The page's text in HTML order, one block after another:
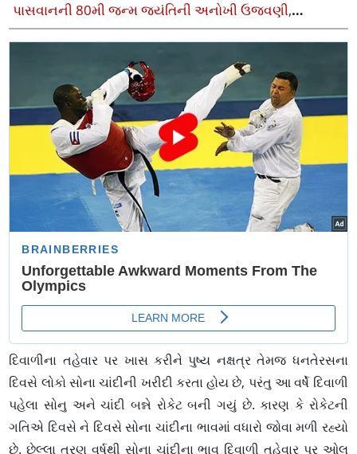
પાસવાનની 80મી જન્મ જયંતિની અનોખી ઉજવણી,
વિદ્યાર્થીઓને બેન્ચ, સાયકલનું વિતરણ
દિવાળીના તહેવાર પર ખાસ કરીને પુષ્ય નક્ષત્ર તેમજ ધનતેરસના
દિવસે લોકો સોના ચાંદીની ખરીદી કરતા હોય છે, પરંતુ આ વર્ષે દિવાળી
પહેલા સોનુ અને ચાંદી બન્ને રોકેટ બની ગયું છે. કારણ કે રોકેટની
ગતિએ દિવસે ને દિવસે સોના ચાંદીના ભાવમાં વધારો જોવા મળી રહ્યો
છે. છેલ્લા ત્રણ વર્ષથી સોના ચાંદીના ભાવ દિવાળી તહેવાર પર ઓલ